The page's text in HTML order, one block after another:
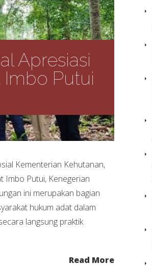
Apresiasi
Imbo Putui
Kementerian Kehutanan,
Imbo Putui, Kenegerian
ini merupakan bagian
hukum adat dalam
langsung praktik
Read More